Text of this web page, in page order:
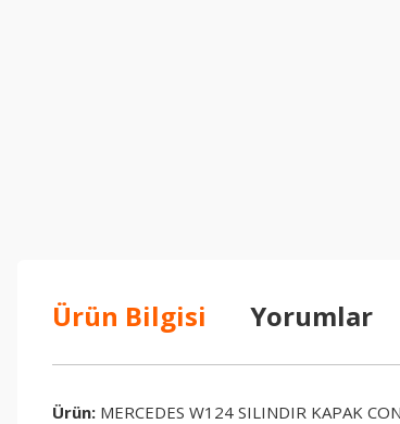
Ürün Bilgisi Yorumlar
Ürün: MERCEDES W124 SILINDIR KAPAK